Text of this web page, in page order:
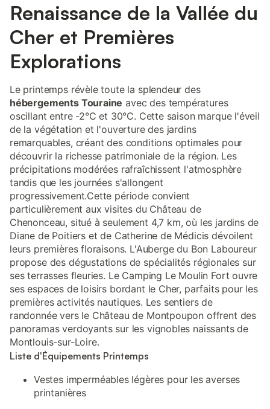
Renaissance de la Vallée du
Cher et Premières
Explorations
Le printemps révèle toute la splendeur des
hébergements Touraine avec des températures
oscillant entre -2°C et 30°C. Cette saison marque l'éveil
de la végétation et l'ouverture des jardins
remarquables, créant des conditions optimales pour
découvrir la richesse patrimoniale de la région. Les
précipitations modérées rafraîchissent l'atmosphère
tandis que les journées s'allongent
progressivement.Cette période convient
particulièrement aux visites du Château de
Chenonceau, situé à seulement 4,7 km, où les jardins de
Diane de Poitiers et de Catherine de Médicis dévoilent
leurs premières floraisons. L'Auberge du Bon Laboureur
propose des dégustations de spécialités régionales sur
ses terrasses fleuries. Le Camping Le Moulin Fort ouvre
ses espaces de loisirs bordant le Cher, parfaits pour les
premières activités nautiques. Les sentiers de
randonnée vers le Château de Montpoupon offrent des
panoramas verdoyants sur les vignobles naissants de
Montlouis-sur-Loire.
Liste d'Équipements Printemps
Vestes imperméables légères pour les averses
printanières